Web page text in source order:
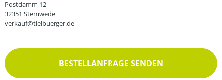
Postdamm 12
32351 Stemwede
verkauf@tielbuerger.de
BESTELLANFRAGE SENDEN